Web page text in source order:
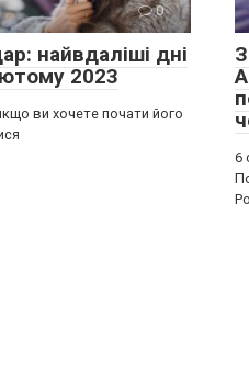
0
найвдаліші дні
2023
ви хочете почати його
6